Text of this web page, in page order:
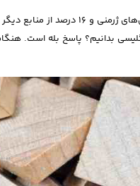
تقریبا 29 درصد از کلمات انگلیسی ریشه لاتینی دارند، 29 درصد از
بدانیم؟ پاسخ بله است.